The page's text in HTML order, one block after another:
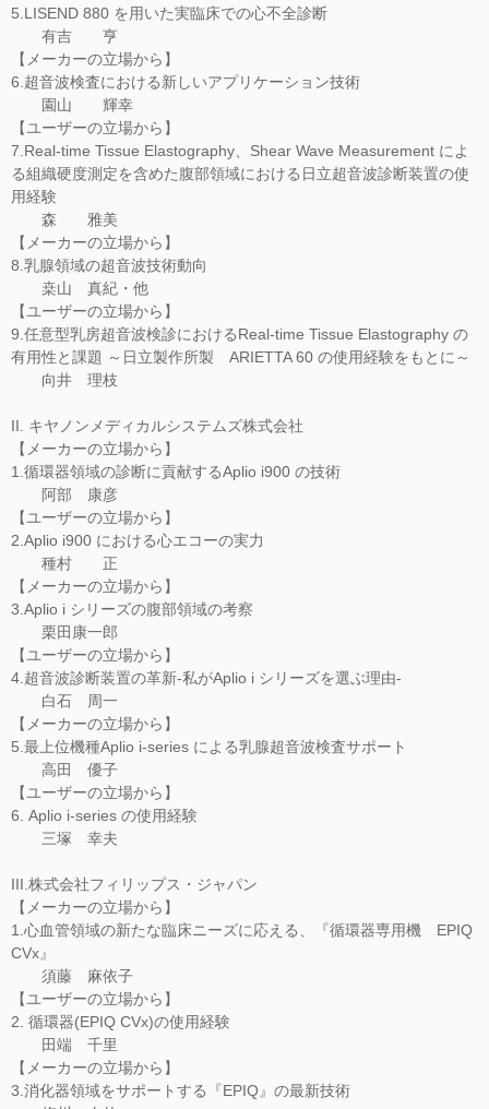
5.LISEND 880 を用いた実臨床での心不全診断
有吉 亨
【メーカーの立場から】
6.超音波検査における新しいアプリケーション技術
園山 輝幸
【ユーザーの立場から】
7.Real-time Tissue Elastography、Shear Wave Measurement によ
る組織硬度測定を含めた腹部領域における日立超音波診断装置の使
用経験
森 雅美
【メーカーの立場から】
8.乳腺領域の超音波技術動向
桒山 真紀・他
【ユーザーの立場から】
9.任意型乳房超音波検診におけるReal-time Tissue Elastography の
有用性と課題 ～日立製作所製 ARIETTA 60 の使用経験をもとに～
向井 理枝
II. キヤノンメディカルシステムズ株式会社
【メーカーの立場から】
1.循環器領域の診断に貢献するAplio i900 の技術
阿部 康彦
【ユーザーの立場から】
2.Aplio i900 における心エコーの実力
種村 正
【メーカーの立場から】
3.Aplio i シリーズの腹部領域の考察
栗田康一郎
【ユーザーの立場から】
4.超音波診断装置の革新-私がAplio i シリーズを選ぶ理由-
白石 周一
【メーカーの立場から】
5.最上位機種Aplio i-series による乳腺超音波検査サポート
高田 優子
【ユーザーの立場から】
6. Aplio i-series の使用経験
三塚 幸夫
III.株式会社フィリップス・ジャパン
【メーカーの立場から】
1.心血管領域の新たな臨床ニーズに応える、『循環器専用機 EPIQ
CVx』
須藤 麻依子
【ユーザーの立場から】
2. 循環器(EPIQ CVx)の使用経験
田端 千里
【メーカーの立場から】
3.消化器領域をサポートする『EPIQ』の最新技術